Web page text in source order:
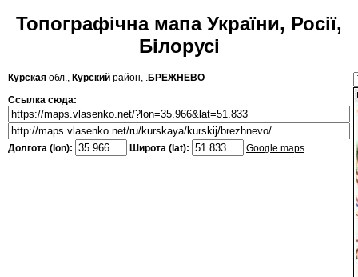
Топографічна мапа України, Росії,
Білорусі
Курская обл., Курский район, .БРЕЖНЕВО
Ссылка сюда:
Долгота (lon): Широта (lat): Google maps